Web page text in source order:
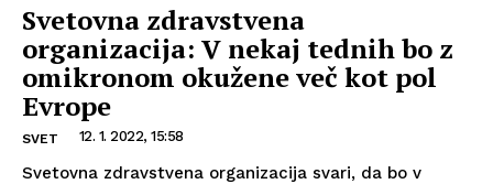
Svetovna zdravstvena
organizacija: V nekaj tednih bo z
omikronom okužene več kot pol
Evrope
SVET 12. 1. 2022, 15:58
Svetovna zdravstvena organizacija svari, da bo v